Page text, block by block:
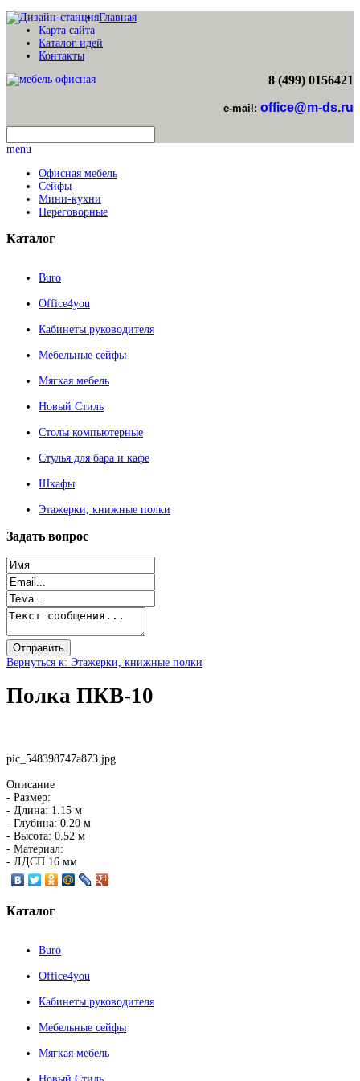
Главная
Карта сайта
Каталог идей
Контакты
8 (499) 0156421
e-mail: office@m-ds.ru
menu
Офисная мебель
Сейфы
Мини-кухни
Переговорные
Каталог
Buro
Office4you
Кабинеты руководителя
Мебельные сейфы
Мягкая мебель
Новый Стиль
Столы компьютерные
Стулья для бара и кафе
Шкафы
Этажерки, книжные полки
Задать вопрос
Вернуться к: Этажерки, книжные полки
Полка ПКВ-10
pic_548398747a873.jpg
Описание
- Размер:
- Длина: 1.15 м
- Глубина: 0.20 м
- Высота: 0.52 м
- Материал:
- ЛДСП 16 мм
Каталог
Buro
Office4you
Кабинеты руководителя
Мебельные сейфы
Мягкая мебель